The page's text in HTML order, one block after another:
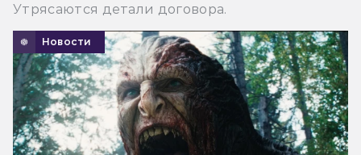
Утрясаются детали договора.
Новости